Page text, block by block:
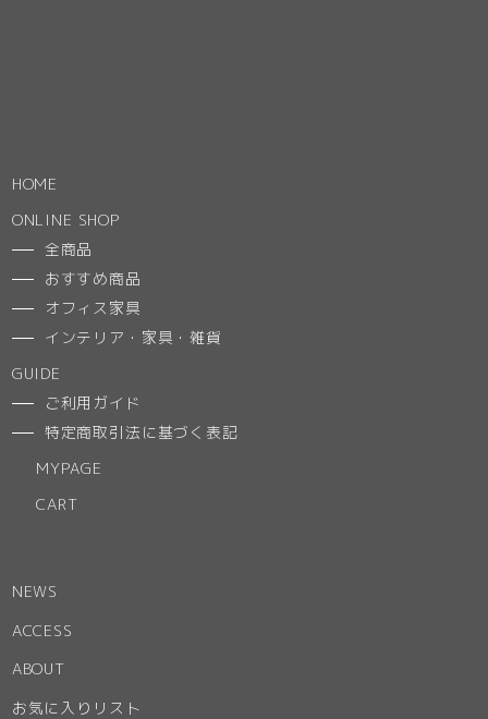
HOME
ONLINE SHOP
全商品
おすすめ商品
オフィス家具
インテリア・家具・雑貨
GUIDE
ご利用ガイド
特定商取引法に基づく表記
MYPAGE
CART
NEWS
ACCESS
ABOUT
お気に入りリスト